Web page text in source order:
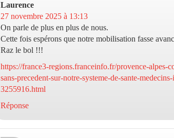
Laurence
27 novembre 2025 à 13:13
On parle de plus en plus de nous.
Cette fois espérons que notre mobilisation fasse
Raz le bol !!!
https://france3-regions.franceinfo.fr/provence-alpes-
sans-precedent-sur-notre-systeme-de-sante-
3255916.html
Réponse